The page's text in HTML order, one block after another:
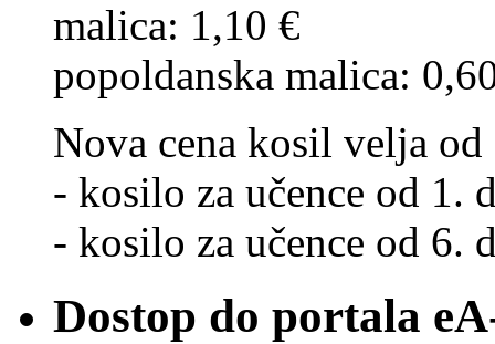
malica: 1,10 €
popoldanska malica:
Nova cena kosil velja
- kosilo za učence od 1.
- kosilo za učence od 6.
Dostop do portala